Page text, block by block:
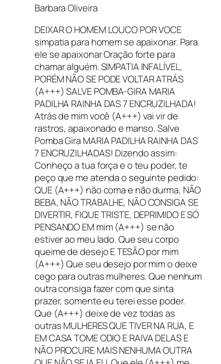
Barbara Oliveira
DEIXAR O HOMEM LOUCO POR VOCE
simpatia para homem se apaixonar. Para
ele se apaixonar Oração forte para
chamar alguém. SIMPATIA INFALÍVEL,
PORÉM NÃO SE PODE VOLTAR ATRÁS
(A+++) SALVE POMBA-GIRA MARIA
PADILHA RAINHA DAS 7 ENCRUZILHADA!
Atrás de mim você (A+++) vai vir de
rastros, apaixonado e manso. Salve
Pomba Gira MARIA PADILHA RAINHA DAS
7 ENCRUZILHADAS! Dizendo assim:
Conheço a tua força e o teu poder, te
peço que me atenda o seguinte pedido:
QUE (A+++) não coma e não durma, NÃO
BEBA, NÃO TRABALHE, NÃO CONSIGA SE
DIVERTIR, FIQUE TRISTE, DEPRIMIDO E SÓ
PENSANDO EM mim (A+++) se não
estiver ao meu lado. Que seu corpo
queime de desejo E TESÃO por mim
(A+++) Que seu desejo por mim o deixe
cego para outras mulheres. Que nenhum
outra consiga fazer com que sinta
prazer, somente eu terei esse poder.
Que (A+++) deixe de vez todas as
outras MULHERES QUE TIVER NA RUA, E
EM CASA TOME ODIO E RAIVA DELAS E
NÃO PROCURE MAIS NENHUMA OUTRA